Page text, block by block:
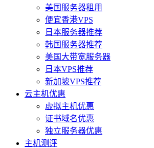
美国服务器租用
便宜香港VPS
日本服务器推荐
韩国服务器推荐
美国大带宽服务器
日本VPS推荐
新加坡VPS推荐
云主机优惠
虚拟主机优惠
证书域名优惠
独立服务器优惠
主机测评